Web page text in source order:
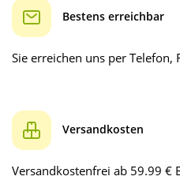
Bestens erreichbar
Sie erreichen uns per Telefon,
Versandkosten
Versandkostenfrei ab 59.99 €